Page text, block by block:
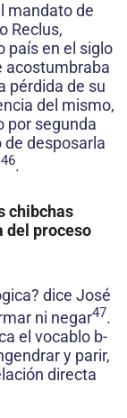
mandato de
Reclus,
país en el siglo
acostumbraba
pérdida de su
del mismo,
por segunda
desposarla
46.
chibchas
del proceso
dice José
ni negar47.
el vocablo b-
y parir,
directa